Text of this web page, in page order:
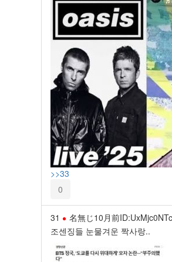
>>33
0
31 名無じ10月前
조센징들 눈물겨운 짝사랑..